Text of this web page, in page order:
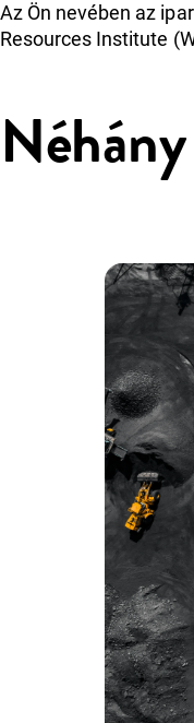
Az Ön nevében az
Resources Institute